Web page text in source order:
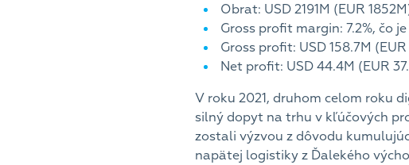
Obrat: USD 2191M (EUR
Gross profit margin: 7.2%, čo
Gross profit: USD 158.7M
Net profit: USD 44.4M (EUR
V roku 2021, druhom celom roku
silný dopyt na trhu v kľúčových
zostali výzvou z dôvodu
napätej logistiky z Ďalekého